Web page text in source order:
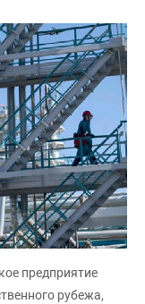
предприятие
рубежа,